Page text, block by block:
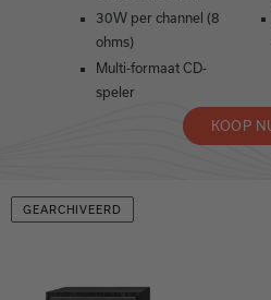
30W per channel (8
ohms)
Multi-formaat CD-
speler
KOOP NU
GEARCHIVEERD